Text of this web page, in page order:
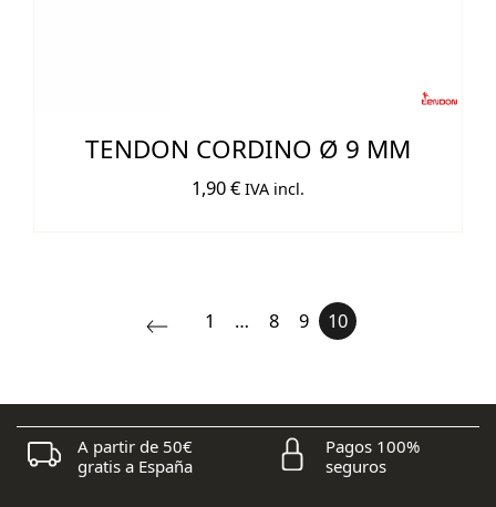
TENDON CORDINO Ø 9 MM
1,90€ IVA incl.
1 … 8 9 10
A partir de 50€
gratis a España
Pagos 100%
seguros